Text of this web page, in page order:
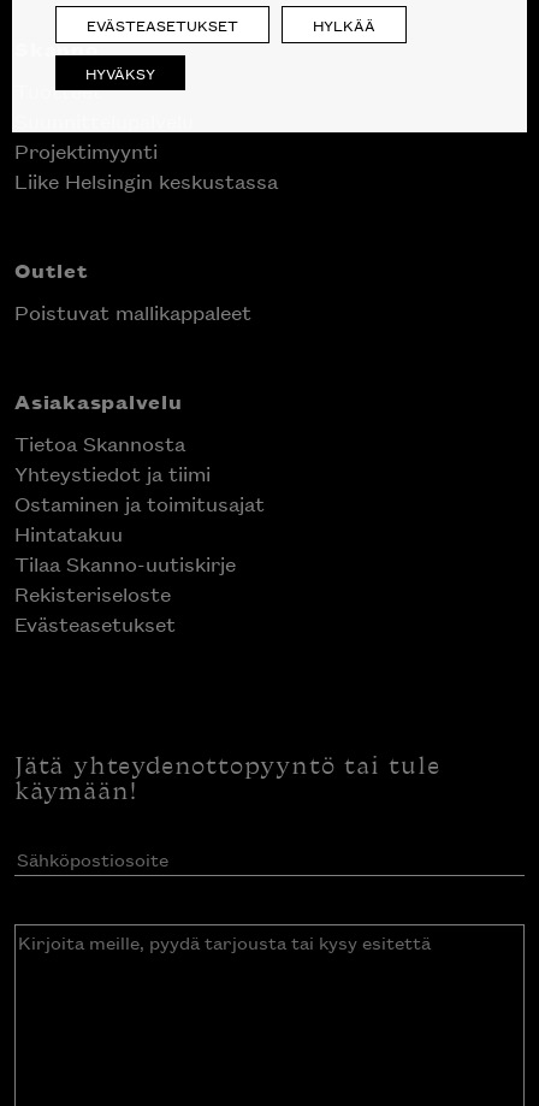
Skanno
Tuotteet
Projektimyynti
Liike Helsingin keskustassa
Outlet
Poistuvat mallikappaleet
Asiakaspalvelu
Tietoa Skannosta
Yhteystiedot ja tiimi
Ostaminen ja toimitusajat
Hintatakuu
Tilaa Skanno-uutiskirje
Rekisteriseloste
Evästeasetukset
Jätä yhteydenottopyyntö tai tule
käymään!
Sähköpostiosoite(Pakollinen)
Kirjoita
EVÄSTEASETUKSET HYLKÄÄ
HYVÄKSY